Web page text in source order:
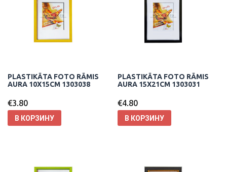
PLASTIKĀTA FOTO RĀMIS
AURA 10X15CM 1303038
€3.80
В КОРЗИНУ
PLASTIKĀTA FOTO RĀMIS
AURA 15X21CM 1303031
€4.80
В КОРЗИНУ